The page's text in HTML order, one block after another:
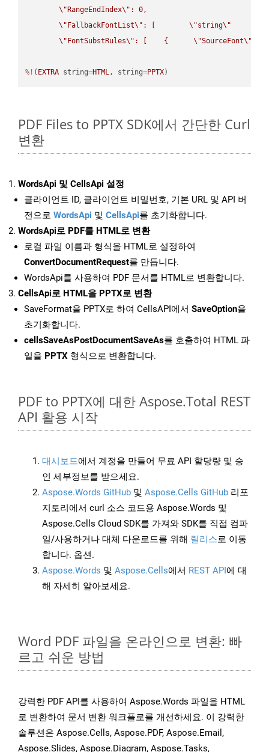
\" RangeEndIndex\" : 0,
\" FallbackFontList\" : [ \"string\"
\" FontSubstRules\" : [    { \"SourceFont\"
%! ( EXTRA string=HTML, string=PPTX)
PDF Files to PPTX SDK에서 간단한 Curl
변환
WordsApi 및 CellsApi 설정
클라이언트 ID, 클라이언트 비밀번호, 기본 URL 및 API 버
전으로 WordsApi 및 CellsApi를 초기화합니다.
WordsApi로 PDF를 HTML로 변환
로컬 파일 이름과 형식을 HTML로 설정하여
ConvertDocumentRequest를 만듭니다.
WordsApi를 사용하여 PDF 문서를 HTML로 변환합니다.
CellsApi로 HTML을 PPTX로 변환
SaveFormat을 PPTX로 하여 CellsAPI에서 SaveOption을
초기화합니다.
cellsSaveAsPostDocumentSaveAs를 호출하여 HTML 파
일을 PPTX 형식으로 변환합니다.
PDF to PPTX에 대한 Aspose.Total REST
API 활용 시작
대시보드에서 계정을 만들어 무료 API 할당량 및 승
인 세부정보를 받으세요.
Aspose.Words GitHub 및 Aspose.Cells GitHub 리포
지토리에서 curl 소스 코드용 Aspose.Words 및
Aspose.Cells Cloud SDK를 가져와 SDK를 직접 컴파
일/사용하거나 대체 다운로드를 위해 릴리스로 이동
합니다. 옵션.
Aspose.Words 및 Aspose.Cells에서 REST API에 대
해 자세히 알아보세요.
Word PDF 파일을 온라인으로 변환: 빠
르고 쉬운 방법
강력한 PDF API를 사용하여 Aspose.Words 파일을 HTML
로 변환하여 문서 변환 워크플로를 개선하세요. 이 강력한
솔루션은 Aspose.Cells, Aspose.PDF, Aspose.Email,
Aspose.Slides, Aspose.Diagram, Aspose.Tasks,